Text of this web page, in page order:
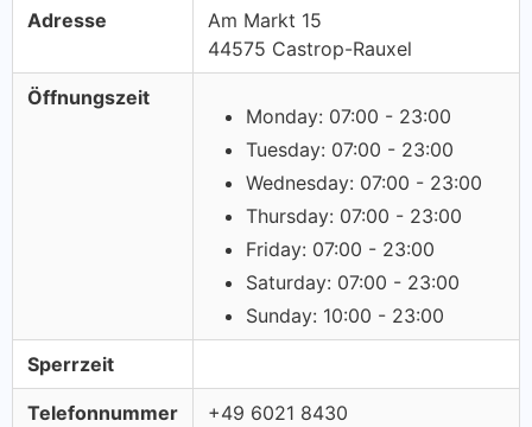
Adresse
Am Markt 15
44575 Castrop-Rauxel
Öffnungszeit
Monday: 07:00 - 23:00
Tuesday: 07:00 - 23:00
Wednesday: 07:00 - 23:00
Thursday: 07:00 - 23:00
Friday: 07:00 - 23:00
Saturday: 07:00 - 23:00
Sunday: 10:00 - 23:00
Sperrzeit
Telefonnummer +49 6021 8430